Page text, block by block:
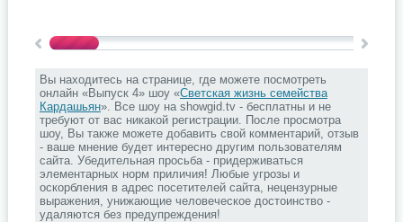
Вы находитесь на странице, где можете посмотреть
онлайн «Выпуск 4» шоу «Светская жизнь семейства
Кардашьян». Все шоу на showgid.tv - бесплатны и не
требуют от вас никакой регистрации. После просмотра
шоу, Вы также можете добавить свой комментарий, отзыв
- ваше мнение будет интересно другим пользователям
сайта. Убедительная просьба - придерживаться
элементарных норм приличия! Любые угрозы и
оскорбления в адрес посетителей сайта, нецензурные
выражения, унижающие человеческое достоинство -
удаляются без предупреждения!